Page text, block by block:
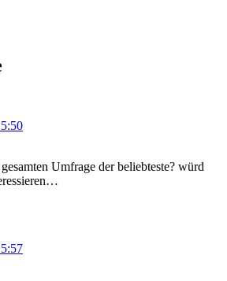
Umfrage der beliebteste? würd